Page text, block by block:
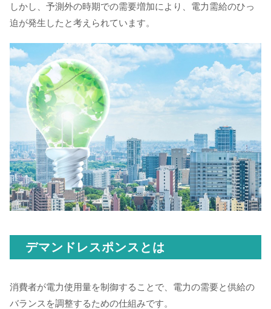
しかし、予測外の時期での需要増加により、電力需給のひっ
迫が発生したと考えられています。
デマンドレスポンスとは
消費者が電力使用量を制御することで、電力の需要と供給の
バランスを調整するための仕組みです。